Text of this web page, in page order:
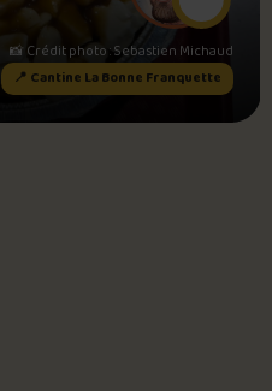
Foire aux questions
📸 Crédit photo : Sebastien Michaud
📍 Cantine La Bonne Franquette